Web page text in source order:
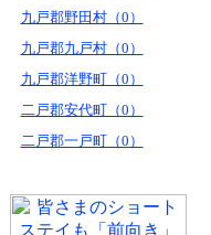
九戸郡野田村（0）
九戸郡九戸村（0）
九戸郡洋野町（0）
二戸郡安代町（0）
二戸郡一戸町（0）